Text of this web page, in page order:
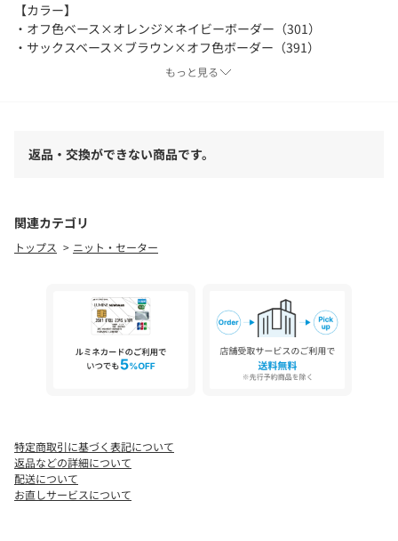
【カラー】
・オフ色ベース×オレンジ×ネイビーボーダー（301）
・サックスベース×ブラウン×オフ色ボーダー（391）
－－－－－－－－－－－－－－－－－－
「PLAYFUL FEMININE」をキーワードに、天然素材と美しくポジ
ティブなカラー、ワクワクするようなディティールや、ミックス
※照明の関係により、実際よりも色味が違って見える場合があり
ます。また、パソコン・スマートフォンなどの環境により、若干
製品と画像のカラーが異なる場合もございます。
もっと見る
返品・交換ができない商品です。
関連カテゴリ
トップス ニット・セーター
特定商取引に基づく表記について
返品などの詳細について
配送について
お直しサービスについて